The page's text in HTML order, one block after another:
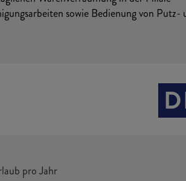
sowie Bedienung von Putz-
pro Jahr